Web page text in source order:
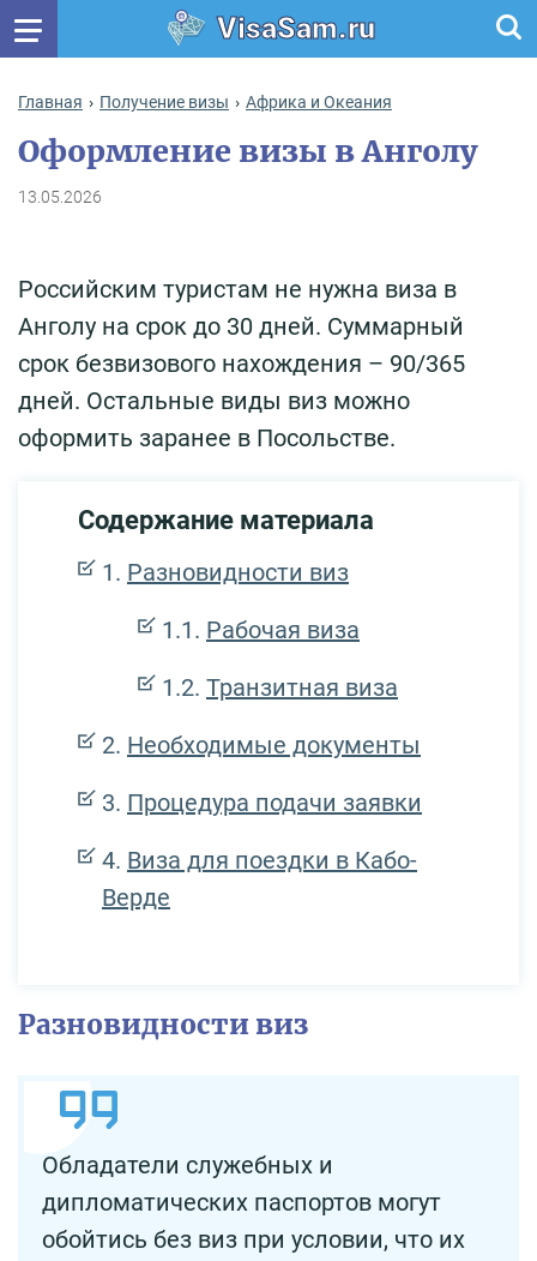
VisaSam.ru
Главная Получение визы Африка и Океания
Оформление визы в Анголу
13.05.2026
Российским туристам не нужна виза в
Анголу на срок до 30 дней. Суммарный
срок безвизового нахождения – 90/365
дней. Остальные виды виз можно
оформить заранее в Посольстве.
Содержание материала
Разновидности виз
Рабочая виза
Транзитная виза
Необходимые документы
Процедура подачи заявки
Виза для поездки в Кабо-
Верде
Разновидности виз
Обладатели служебных и
дипломатических паспортов могут
обойтись без виз при условии, что их